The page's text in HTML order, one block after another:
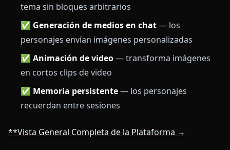
tema sin bloques arbitrarios
✅ Generación de medios en chat— los
personajes envían imágenes personalizadas
✅ Animación de video— transforma imágenes
en cortos clips de video
✅ Memoria persistente— los personajes
recuerdan entre sesiones
**Vista General Completa de la Plataforma →